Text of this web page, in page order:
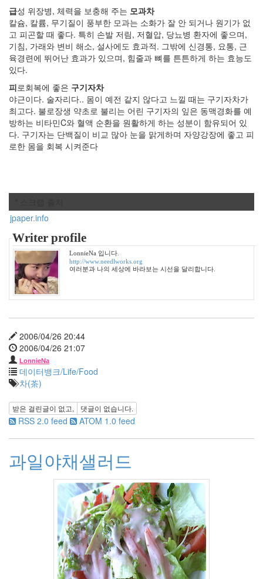
급성 위장병, 체력을 보충해 주는 모과차
칼슘, 칼륨, 무기질이 풍부한 모과는 소화가 잘 안 되거나 원기가 없
고 피곤할 때 좋다. 특히 손발 저림, 저혈압, 당뇨병 환자에 좋으며,
기침, 가래와 변비 해소, 설사에도 효과적. 그밖에 신경통, 요통, 근
육경련에 뛰어난 효과가 있으며, 힘줄과 뼈를 튼튼하게 하는 효능도
있다.
피로회복에 좋은 구기자차
야근이다. 술자리다.. 몸이 예전 같지 않다고 느낄 때는 구기자차가
최고다. 불로장생 약초로 불리는 어린 구기자의 잎은 동맥경화를 예
방하는 비타민C와 혈액 순환을 원활하게 하는 성분이 함유되어 있
다. 구기자는 단백질이 비교 많아 눈을 맑게하며 자양강장에 좋고 피
로한 몸을 회복 시켜준다
jpaper.info
Writer profile
LonnieNa 입니다.
http://www.needlworks.org
여러분과 나의 세상에 바라보는 시선을 달리합니다.
2006/04/26 20:44
2006/04/26 21:07
LonnieNa
데이터뱅크/Life/Food
차(茶)
받은 걸린글이 없고, 댓글이 없습니다.
RSS 2.0 feed ATOM 1.0 feed
과일야채샐러드
년
5
월
21
2006
년
6
월
1
2006
년
7
년
월
2006
년
9
월
17
2006
10
월
22
2006
년
11
23
2006
년
12
14
2007